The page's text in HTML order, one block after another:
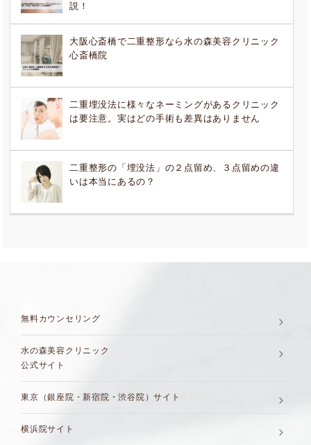
説！
大阪心斎橋で二重整形なら水の森美容クリニック
心斎橋院
二重埋没法に様々なネーミングがあるクリニック
は要注意。実はどの手術も差異はありません
二重整形の「埋没法」の２点留め、３点留めの違
いは本当にあるの？
無料カウンセリング
水の森美容クリニック
公式サイト
東京（銀座院・新宿院・渋谷院）サイト
横浜院サイト